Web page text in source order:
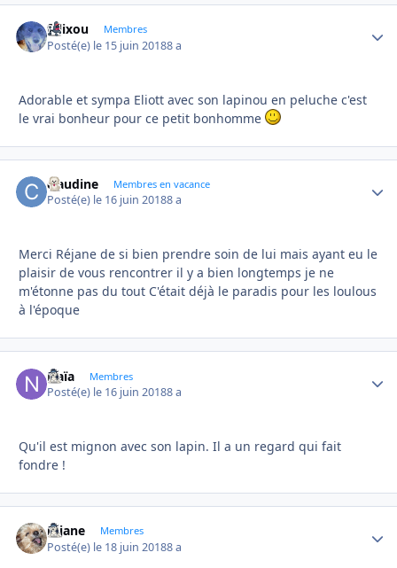
felixou Membres
Posté(e) le 15 juin 20188 a
Adorable et sympa Eliott avec son lapinou en peluche c'est
le vrai bonheur pour ce petit bonhomme
claudine Membres en vacance
Posté(e) le 16 juin 20188 a
Merci Réjane de si bien prendre soin de lui mais ayant eu le
plaisir de vous rencontrer il y a bien longtemps je ne
m'étonne pas du tout C'était déjà le paradis pour les loulous
à l'époque
Naïa Membres
Posté(e) le 16 juin 20188 a
Qu'il est mignon avec son lapin. Il a un regard qui fait
fondre !
réjane Membres
Posté(e) le 18 juin 20188 a